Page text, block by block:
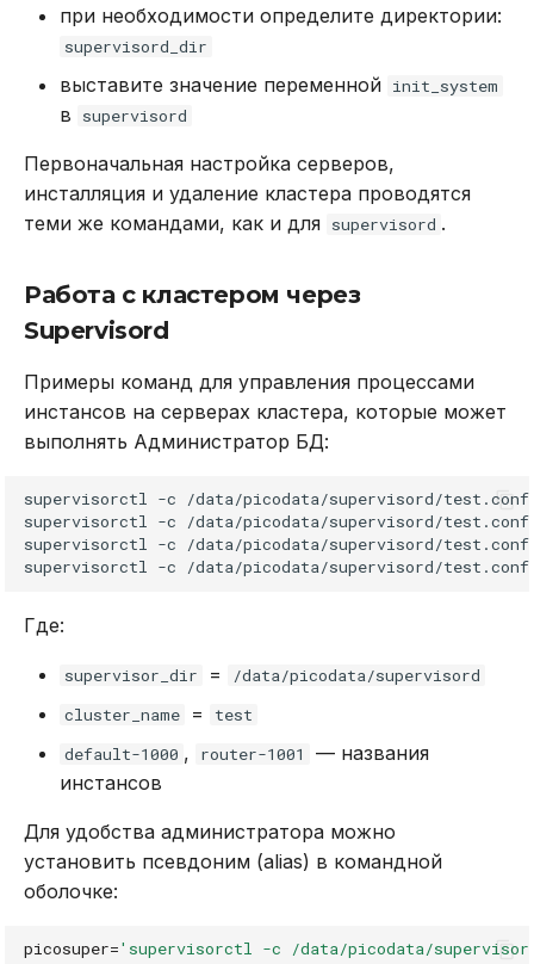
при необходимости определите директории:
supervisord_dir
выставите значение переменной init_system
в supervisord
Первоначальная настройка серверов,
инсталляция и удаление кластера проводятся
теми же командами, как и для supervisord .
Работа с кластером через
Supervisord
Примеры команд для управления процессами
инстансов на серверах кластера, которые может
выполнять Администратор БД:
supervisorctl -c
/data/picodata/supervisord/test.conf
supervisorctl -c
/data/picodata/supervisord/test.conf
supervisorctl -c
/data/picodata/supervisord/test.conf
supervisorctl -c /data/picodata/supervisord/test.conf
Где:
supervisor_dir =
/data/picodata/supervisord
cluster_name
=
test
default-1000 , router-1001
— названия
инстансов
Для удобства администратора можно
установить псевдоним (alias) в командной
оболочке:
picosuper='supervisorctl -c /data/picodata/